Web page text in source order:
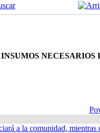
a la comunidad, mientras